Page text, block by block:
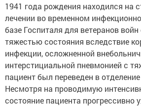
1941 года рождения находился на
лечении во временном
базе Госпиталя для ветеранов
тяжестью состояния вследствие
инфекции, осложненной
интерстициальной пневмонией с
пациент был переведен в
Несмотря на проводимую
состояние пациента прогрессивно